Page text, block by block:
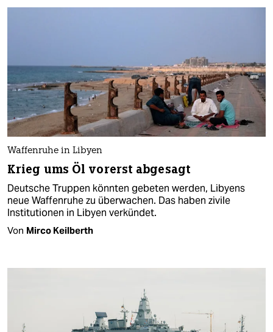
Waffenruhe in Libyen
Krieg ums Öl vorerst abgesagt
Deutsche Truppen könnten gebeten werden, Libyens
neue Waffenruhe zu überwachen. Das haben zivile
Institutionen in Libyen verkündet.
Von Mirco Keilberth